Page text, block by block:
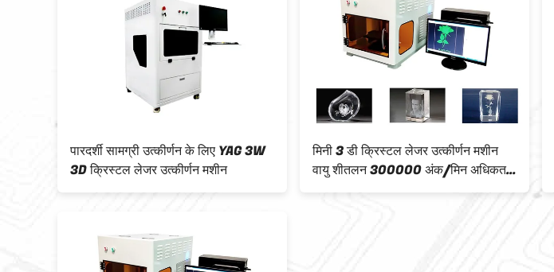
पारदर्शी सामग्री उत्कीर्णन के लिए YAG 3W
3D क्रिस्टल लेजर उत्कीर्णन मशीन
मिनी 3 डी क्रिस्टल लेजर उत्कीर्णन मशीन
वायु शीतलन 300000 अंक/मिन अधिकतम
उत्कीर्णन गति